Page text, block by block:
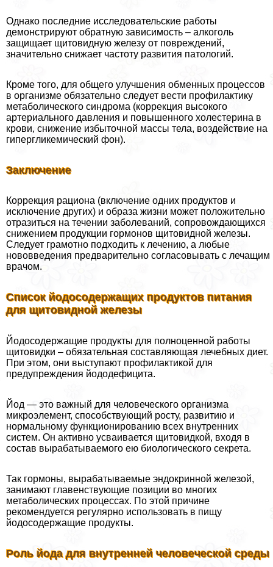
Однако последние исследовательские работы
демонстрируют обратную зависимость – алкоголь
защищает щитовидную железу от повреждений,
значительно снижает частоту развития патологий.
Кроме того, для общего улучшения обменных процессов
в организме обязательно следует вести профилактику
метаболического синдрома (коррекция высокого
артериального давления и повышенного холестерина в
крови, снижение избыточной массы тела, воздействие на
гипергликемический фон).
Заключение
Коррекция рациона (включение одних продуктов и
исключение других) и образа жизни может положительно
отразиться на течении заболеваний, сопровождающихся
снижением продукции гормонов щитовидной железы.
Следует грамотно подходить к лечению, а любые
нововведения предварительно согласовывать с лечащим
врачом.
Список йодосодержащих продуктов питания
для щитовидной железы
Йодосодержащие продукты для полноценной работы
щитовидки – обязательная составляющая лечебных диет.
При этом, они выступают профилактикой для
предупреждения йододефицита.
Йод — это важный для человеческого организма
микроэлемент, способствующий росту, развитию и
нормальному функционированию всех внутренних
систем. Он активно усваивается щитовидкой, входя в
состав выpaбатываемого ею биологического секрета.
Так гормоны, выpaбатываемые эндокринной железой,
занимают главенствующие позиции во многих
метаболических процессах. По этой причине
рекомендуется регулярно использовать в пищу
йодосодержащие продукты.
Роль йода для внутренней человеческой среды